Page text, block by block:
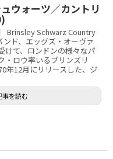
ウォーツ／カントリ
Brinsley Schwarz Country
ンド、エッグズ・オーヴァ
けて、ロンドンの様々なパ
・ロウ率いるブリンズリ
年12月にリリースした、ジ
事を読む